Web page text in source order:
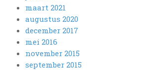
maart 2021
augustus 2020
december 2017
mei 2016
november 2015
september 2015